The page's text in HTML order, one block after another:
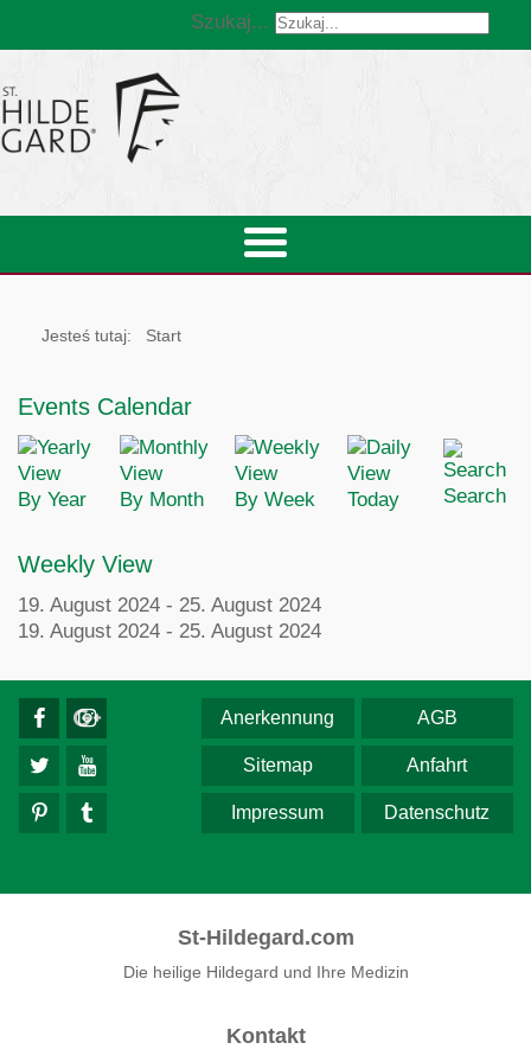
Szukaj...
Jesteś tutaj: Start
Events Calendar
By Year By Month By Week Today Search
Weekly View
19. August 2024 - 25. August 2024
19. August 2024 - 25. August 2024
AGB
Anerkennung
Anfahrt
Sitemap
Datenschutz
Impressum
St-Hildegard.com
Die heilige Hildegard und Ihre Medizin
Kontakt